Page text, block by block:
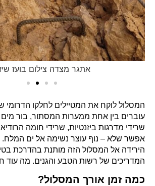
אתגר מצדה צילום בועז
המסלול לוקח את המטיילים לחלקו
עוברים בין אחת ממערות המסתור, בור
שרידי מדרגות ביזנטיות, שרידי חומה
אפשר שלא – נוף עוצר נשימה אל ים המלח.
הירידה אל המסלול הזה מותנת בהדרכת
המדריכים של רשות הטבע והגנים. מה עוד
כמה זמן אורך המסלול?